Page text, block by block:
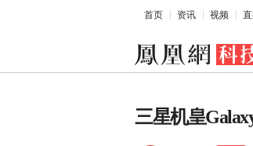
首页 资讯 视频
三星机皇